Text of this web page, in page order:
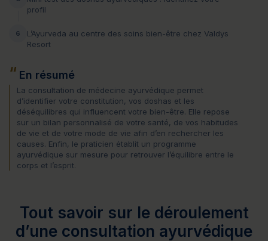
profil
6
L’Ayurveda au centre des soins bien-être chez Valdys
Resort
En résumé
La consultation de médecine ayurvédique permet
d’identifier votre constitution, vos doshas et les
déséquilibres qui influencent votre bien-être. Elle repose
sur un bilan personnalisé de votre santé, de vos habitudes
de vie et de votre mode de vie afin d’en rechercher les
causes. Enfin, le praticien établit un programme
ayurvédique sur mesure pour retrouver l’équilibre entre le
corps et l’esprit.
Tout savoir sur le déroulement
d’une consultation ayurvédique